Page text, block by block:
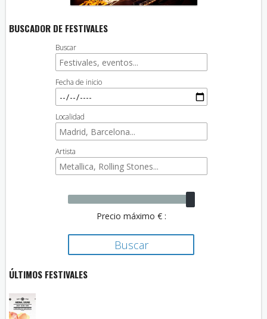
BUSCADOR DE FESTIVALES
Buscar
Fecha de inicio
Localidad
Artista
Precio máximo € :
ÚLTIMOS FESTIVALES